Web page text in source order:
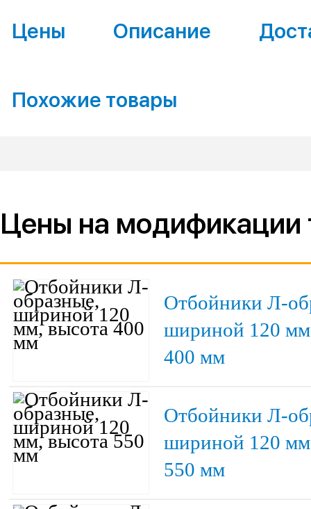
Цены Описание
Похожие товары
Цены на модификации
Отбойники Л-
шириной 120
400 мм
Отбойники Л-
шириной 120
550 мм